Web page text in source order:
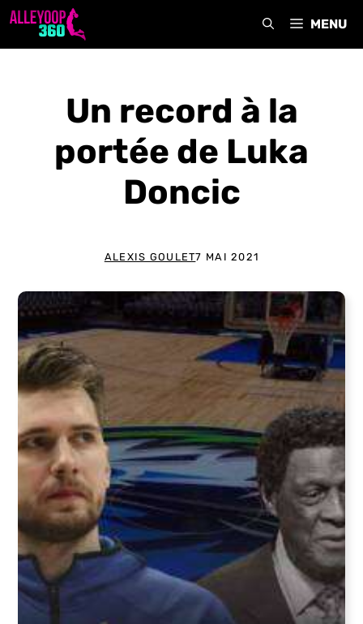
Aller
MENU
Un record à la
portée de Luka
Doncic
ALEXIS GOULET7 MAI 2021